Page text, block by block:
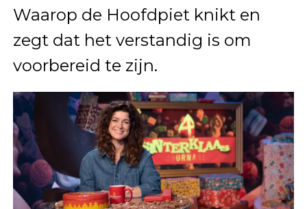
Waarop de Hoofdpiet knikt en
zegt dat het verstandig is om
voorbereid te zijn.